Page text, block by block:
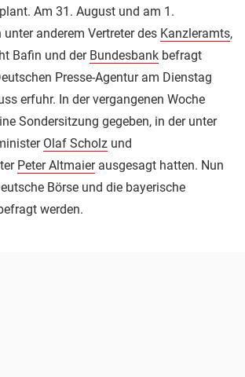
Am 31. August und am 1.
anderem Vertreter des Kanzleramts,
Bafin und der Bundesbank befragt
Presse-Agentur am Dienstag
erfuhr. In der vergangenen Woche
Sondersitzung gegeben, in der unter
Olaf Scholz und
Peter Altmaierausgesagt hatten. Nun
Börse und die bayerische
werden.